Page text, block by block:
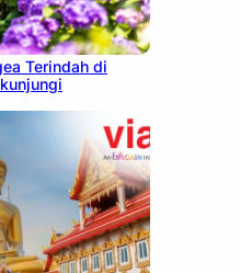
Terindah di